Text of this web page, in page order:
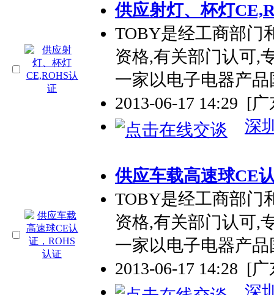
供应射灯、杯灯
TOBY是经工商部门
资格,有关部门认可,
一家以电子电器产
2013-06-17 14:29 [广
深
供应车载高速球CE
TOBY是经工商部门
资格,有关部门认可,
一家以电子电器产
2013-06-17 14:28 [广